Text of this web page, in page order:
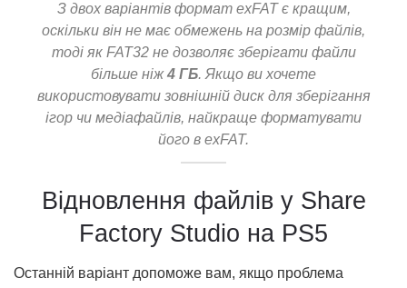
З двох варіантів формат exFAT є кращим,
оскільки він не має обмежень на розмір файлів,
тоді як FAT32 не дозволяє зберігати файли
більше ніж4 ГБ. Якщо ви хочете
використовувати зовнішній диск для зберігання
ігор чи медіафайлів, найкраще форматувати
його в exFAT.
Відновлення файлів у Share
Factory Studio на PS5
Останній варіант допоможе вам, якщо проблема